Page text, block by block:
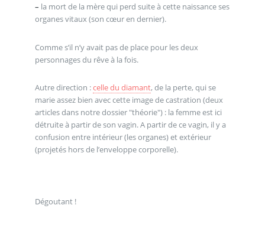
– la mort de la mère qui perd suite à cette naissance ses
organes vitaux (son cœur en dernier).
Comme s’il n’y avait pas de place pour les deux
personnages du rêve à la fois.
Autre direction :celle du diamant, de la perte, qui se
marie assez bien avec cette image de castration (deux
articles dans notre dossier "théorie") : la femme est ici
détruite à partir de son vagin. A partir de ce vagin, il y a
confusion entre intérieur (les organes) et extérieur
(projetés hors de l’enveloppe corporelle).
Dégoutant !